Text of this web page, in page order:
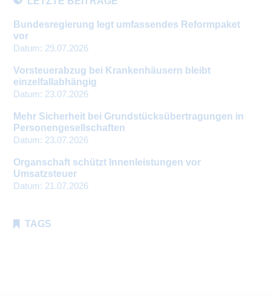
Bundesregierung legt umfassendes Reformpaket
vor
Datum: 29.07.2026
Vorsteuerabzug bei Krankenhäusern bleibt
einzelfallabhängig
Datum: 23.07.2026
Mehr Sicherheit bei Grundstücksübertragungen in
Personengesellschaften
Datum: 23.07.2026
Organschaft schützt Innenleistungen vor
Umsatzsteuer
Datum: 21.07.2026
TAGS